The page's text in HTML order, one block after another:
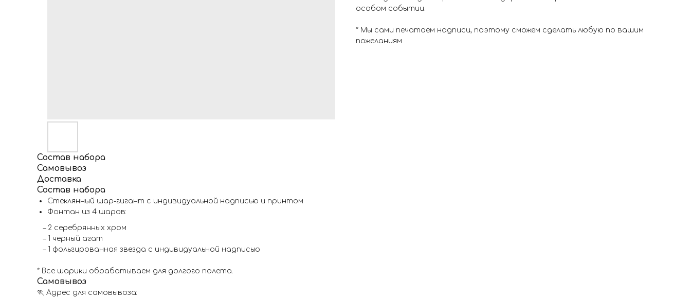
особом событии.
* Мы сами печатаем надписи, поэтому сможем сделать любую по вашим
пожеланиям
Состав набора
Самовывоз
Доставка
Состав набора
Стеклянный шар-гигант с индивидуальной надписью и принтом
Фонтан из 4 шаров:
– 2 серебрянных хром
– 1 черный агат
– 1 фольгированная звезда с индивидуальной надписью
* Все шарики обрабатываем для долгого полета.
Самовывоз
🏃 Адрес для самовывоза: